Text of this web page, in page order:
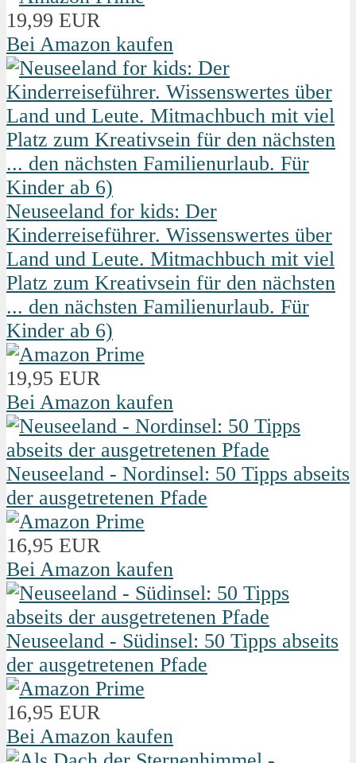
19,99 EUR
Bei Amazon kaufen
Neuseeland for kids: Der
Kinderreiseführer. Wissenswertes über
Land und Leute. Mitmachbuch mit viel
Platz zum Kreativsein für den nächsten
... den nächsten Familienurlaub. Für
Kinder ab 6)
19,95 EUR
Bei Amazon kaufen
Neuseeland - Nordinsel: 50 Tipps abseits
der ausgetretenen Pfade
16,95 EUR
Bei Amazon kaufen
Neuseeland - Südinsel: 50 Tipps abseits
der ausgetretenen Pfade
16,95 EUR
Bei Amazon kaufen